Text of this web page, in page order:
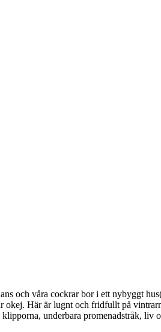
och våra cockrar bor i ett nybyggt
okej. Här är lugnt och fridfullt på
underbara promenadstråk, liv